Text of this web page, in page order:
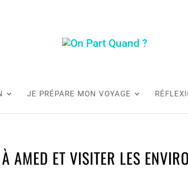
JE PRÉPARE MON VOYAGE
AMED ET VISITER LES